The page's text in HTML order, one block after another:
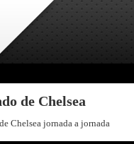
de Chelsea
Chelsea jornada a jornada